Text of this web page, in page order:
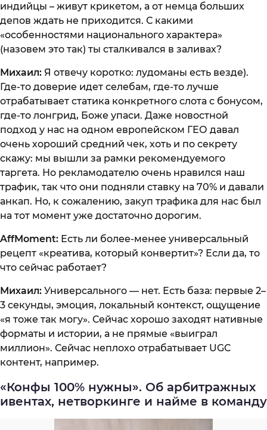
индийцы – живут крикетом, а от немца больших
депов ждать не приходится. С какими
«особенностями национального характера»
(назовем это так) ты сталкивался в заливах?
Михаил: Я отвечу коротко: лудоманы есть везде).
Где-то доверие идет селебам, где-то лучше
отрабатывает статика конкретного слота с бонусом,
где-то лонгрид, Боже упаси. Даже новостной
подход у нас на одном европейском ГЕО давал
очень хороший средний чек, хоть и по секрету
скажу: мы вышли за рамки рекомендуемого
таргета. Но рекламодателю очень нравился наш
трафик, так что они подняли ставку на 70% и давали
анкап. Но, к сожалению, закуп трафика для нас был
на тот момент уже достаточно дорогим.
AffMoment: Есть ли более-менее универсальный
рецепт «креатива, который конвертит»? Если да, то
что сейчас работает?
Михаил: Универсального — нет. Есть база: первые 2–
3 секунды, эмоция, локальный контекст, ощущение
«я тоже так могу». Сейчас хорошо заходят нативные
форматы и истории, а не прямые «выиграл
миллион». Сейчас неплохо отрабатывает UGC
контент, например.
«Конфы 100% нужны». Об арбитражных
ивентах, нетворкинге и найме в команду